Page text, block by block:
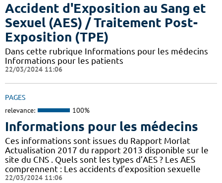
Accident d'Exposition au Sang et
Sexuel (AES) / Traitement Post-
Exposition (TPE)
Dans cette rubrique Informations pour les médecins
Informations pour les patients
22/03/2024 11:06
PAGES
relevance: 100%
Informations pour les médecins
Ces informations sont issues du Rapport Morlat
Actualisation 2017 du rapport 2013 disponible sur le
site du CNS . Quels sont les types d’AES ? Les AES
comprennent : Les accidents d’exposition sexuelle
22/03/2024 11:06